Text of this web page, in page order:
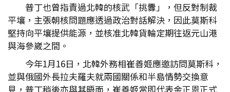
普丁也曾指責過北韓的核武「挑釁」，但反對制裁
平壤，主張朝核問題應透過政治對話解決，因此莫斯科
堅持向平壤提供能源，並核准北韓貨輪定期往返元山港
與海參崴之間。
今年1月16日，北韓外務相崔善姬應邀訪問莫斯科，
並與俄國外長拉夫羅夫就兩國關係和半島情勢交換意
見，普丁稍後亦與其晤面，崔善姬當即代表金正恩正式